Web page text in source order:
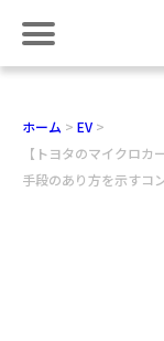
ホーム
EV
【トヨタのマイクロ
手段のあり方を示すコ